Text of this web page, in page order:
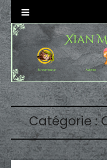
Skip
to
content
Xian Moriarty
Autrice SFFF & Blogueuse
Catégorie :